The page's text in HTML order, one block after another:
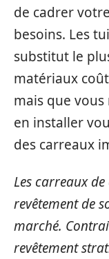
de cadrer
besoins. Les
substitut le
matériaux
mais que vous
en installer
des carreaux
Les carreaux
revêtement de
marché.
revêtement